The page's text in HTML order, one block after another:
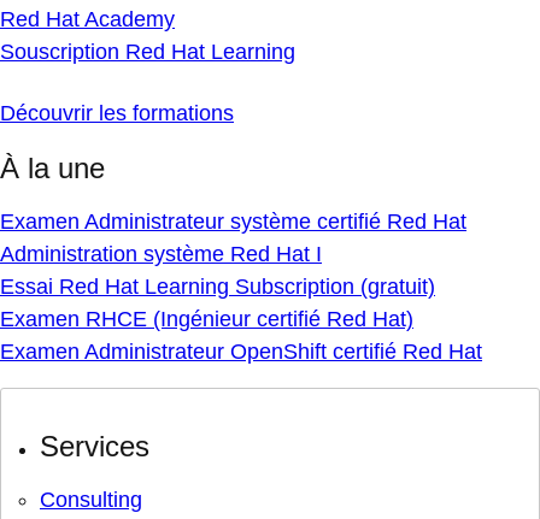
Red Hat Academy
Souscription Red Hat Learning
Découvrir les formations
À la une
Examen Administrateur système certifié Red Hat
Administration système Red Hat I
Essai Red Hat Learning Subscription (gratuit)
Examen RHCE (Ingénieur certifié Red Hat)
Examen Administrateur OpenShift certifié Red Hat
Services
Consulting